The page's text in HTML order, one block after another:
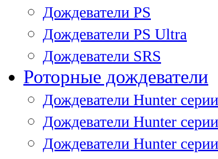
Дождеватели PS
Дождеватели PS Ultra
Дождеватели SRS
Роторные дождеватели
Дождеватели Hunter
Дождеватели Hunter
Дождеватели Hunter